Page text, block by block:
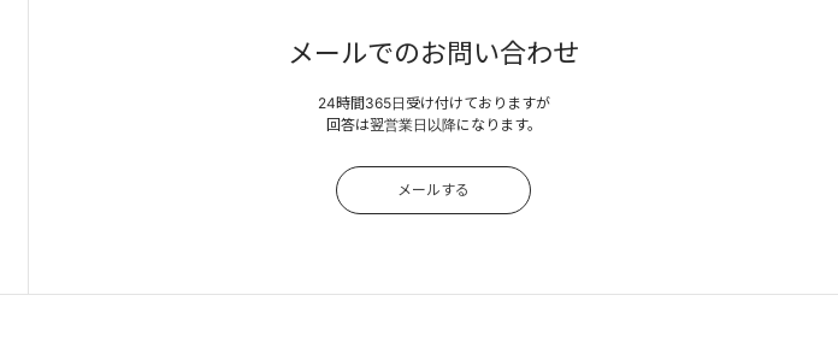
メールでのお問い合わせ
24時間365日受け付けておりますが
回答は翌営業日以降になります。
メールする